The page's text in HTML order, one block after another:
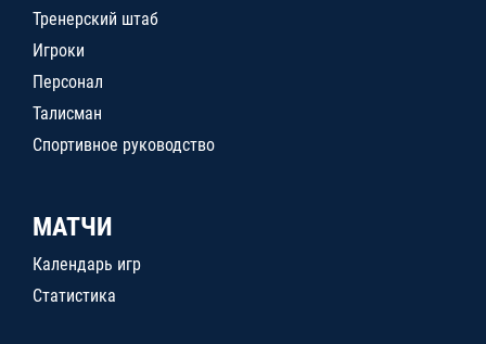
Тренерский штаб
Игроки
Персонал
Талисман
Спортивное руководство
МАТЧИ
Календарь игр
Статистика